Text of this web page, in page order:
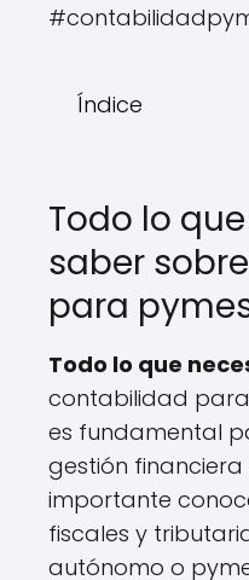
Índice
Todo lo
saber
para
Todo lo que
contabilidad
es fundamental
gestión financiera
importante
fiscales y
autónomo o